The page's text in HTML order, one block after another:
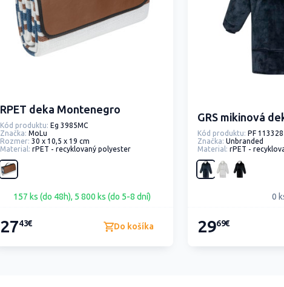
RPET deka Montenegro
Kód produktu: Eg 3985MC
Značka: MoLu
Rozmer: 30 x 10,5 x 19 cm
Material: rPET - recyklovaný polyester
157 ks (do 48h), 5 800 ks (do 5-8 dní)
2743€ Do košíka
GRS mikinová
Kód produktu: PF
Značka: Unbranded
Material: rPET - recyklovaný polyester,
0
2969€